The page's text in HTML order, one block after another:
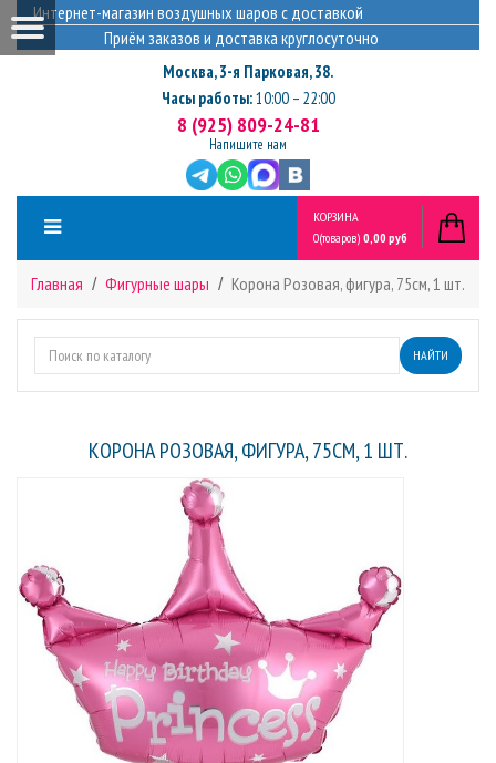
Интернет-магазин воздушных шаров с доставкой
Приём заказов и доставка круглосуточно
Москва,3-я Парковая, 38.
Часы работы:10:00 – 22:00
8 (925) 809-24-81
Напишите нам
КОРЗИНА
0(товаров) 0,00 руб
Главная Фигурные шары Корона Розовая, фигура, 75см, 1 шт.
НАЙТИ
КОРОНА РОЗОВАЯ, ФИГУРА, 75СМ, 1 ШТ.